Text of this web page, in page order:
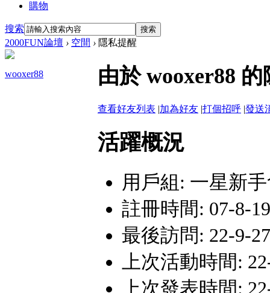
購物
搜索 搜索
2000FUN論壇 › 空間 › 隱私提醒
wooxer88 由於 wooxer88
查看好友列表 |加為好友 |打個招呼 |發送
活躍概況
用戶組: 一星新
註冊時間: 07-8-
最後訪問: 22-9-
上次活動時間:
上次發表時間: